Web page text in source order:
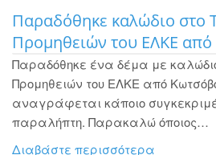
Παραδόθηκε καλώδιο στο
Προμηθειών του ΕΛΚΕ
Παραδόθηκε ένα δέμα με
Προμηθειών του ΕΛΚΕ από
αναγράφεται κάποιο
παραλήπτη. Παρακαλώ όποιος…
Διαβάστε περισσότερα